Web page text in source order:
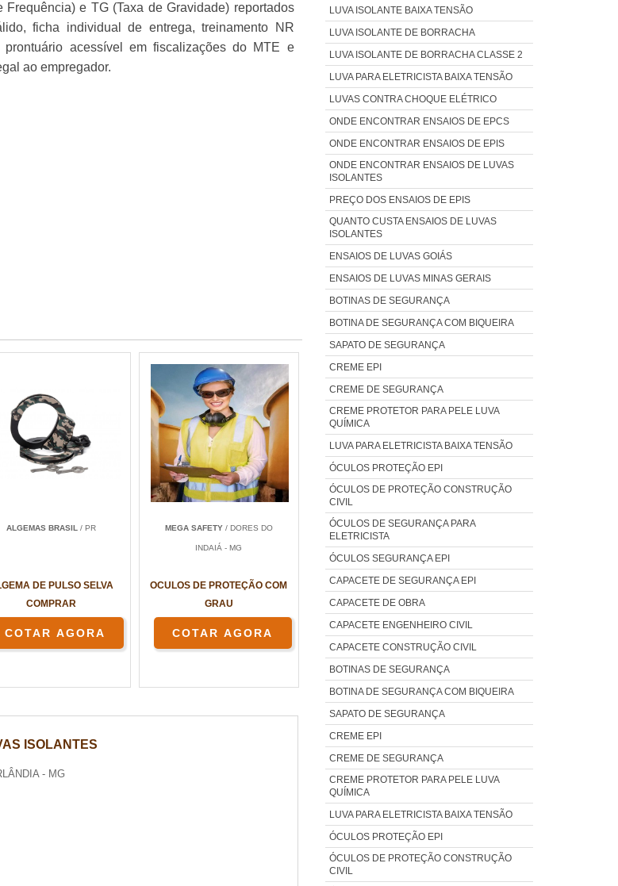
e TG (Taxa de Gravidade) reportados
ficha individual de entrega, treinamento NR
acessível em fiscalizações do MTE e
ao empregador.
ALGEMAS BRASIL/ PR
DE PULSO SELVA
COMPRAR
COTAR AGORA
MEGA SAFETY/ DORES DO
INDAIÁ - MG
OCULOS DE PROTEÇÃO COM
GRAU
COTAR AGORA
ISOLANTES
- MG
LUVA ISOLANTE BAIXA TENSÃO
LUVA ISOLANTE DE BORRACHA
LUVA ISOLANTE DE BORRACHA CLASSE 2
LUVA PARA ELETRICISTA BAIXA TENSÃO
LUVAS CONTRA CHOQUE ELÉTRICO
ONDE ENCONTRAR ENSAIOS DE EPCS
ONDE ENCONTRAR ENSAIOS DE EPIS
ONDE ENCONTRAR ENSAIOS DE LUVAS
ISOLANTES
PREÇO DOS ENSAIOS DE EPIS
QUANTO CUSTA ENSAIOS DE LUVAS
ISOLANTES
ENSAIOS DE LUVAS GOIÁS
ENSAIOS DE LUVAS MINAS GERAIS
BOTINAS DE SEGURANÇA
BOTINA DE SEGURANÇA COM BIQUEIRA
SAPATO DE SEGURANÇA
CREME EPI
CREME DE SEGURANÇA
CREME PROTETOR PARA PELE LUVA
QUÍMICA
LUVA PARA ELETRICISTA BAIXA TENSÃO
ÓCULOS PROTEÇÃO EPI
ÓCULOS DE PROTEÇÃO CONSTRUÇÃO
CIVIL
ÓCULOS DE SEGURANÇA PARA
ELETRICISTA
ÓCULOS SEGURANÇA EPI
CAPACETE DE SEGURANÇA EPI
CAPACETE DE OBRA
CAPACETE ENGENHEIRO CIVIL
CAPACETE CONSTRUÇÃO CIVIL
BOTINAS DE SEGURANÇA
BOTINA DE SEGURANÇA COM BIQUEIRA
SAPATO DE SEGURANÇA
CREME EPI
CREME DE SEGURANÇA
CREME PROTETOR PARA PELE LUVA
QUÍMICA
LUVA PARA ELETRICISTA BAIXA TENSÃO
ÓCULOS PROTEÇÃO EPI
ÓCULOS DE PROTEÇÃO CONSTRUÇÃO
CIVIL